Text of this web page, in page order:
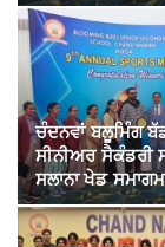
ਚੰਦਨਵਾਂ ਬਲੂਮਿੰਗ
ਸੀਨੀਅਰ ਸੈਕੰਡਰੀ
ਸਲਾਨਾ ਖੇਡ